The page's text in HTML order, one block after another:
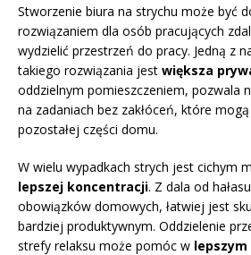
Stworzenie biura na strychu może być
rozwiązaniem dla osób pracujących
wydzielić przestrzeń do pracy. Jedną z
takiego rozwiązania jest większa
oddzielnym pomieszczeniem, pozwala
na zadaniach bez zakłóceń, które
pozostałej części domu.
W wielu wypadkach strych jest cichym
lepszej koncentracji. Z dala od
obowiązków domowych, łatwiej jest
bardziej produktywnym. Oddzielenie
strefy relaksu może pomóc w lepszym